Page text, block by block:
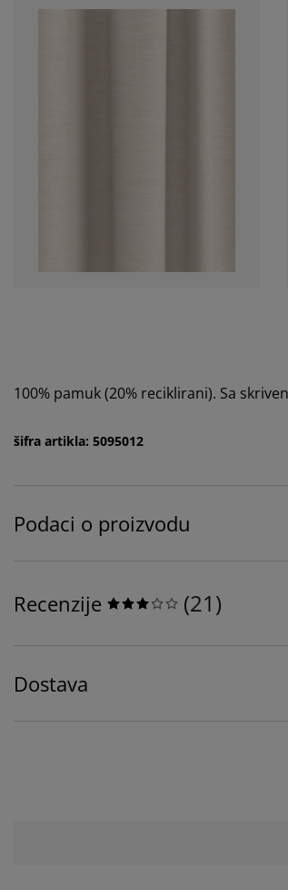
100% pamuk (20% reciklirani). Sa
šifra artikla: 5095012
Podaci o proizvodu
Recenzije (21)
Dostava